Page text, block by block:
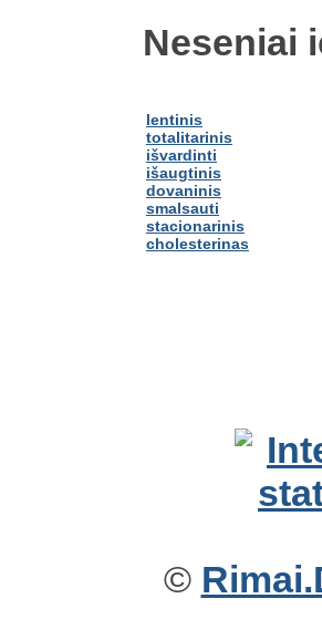
Neseniai
lentinis
totalitarinis
išvardinti
išaugtinis
dovaninis
smalsauti
stacionarinis
cholesterinas
©